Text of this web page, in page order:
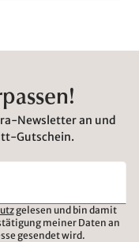
Newsletter an und
Gutschein.
gelesen und bin damit
meiner Daten an
gesendet wird.